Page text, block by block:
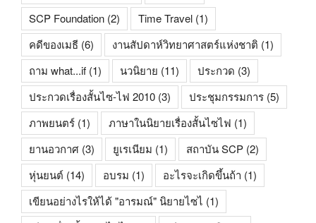
SCP Foundation (2) Time Travel (1)
คดีของเมธี (6) งานสัปดาห์วิทยาศาสตร์แห่งชาติ (1)
ถาม what...if (1) นวนิยาย (11) ประกวด (3)
ประกวดเรื่องสั้นไซ-ไฟ 2010 (3) ประชุมกรรมการ (5)
ภาพยนตร์ (1) ภาษาในนิยายเรื่องสั้นไซไฟ (1)
ยานอวกาศ (3) ยูเรเนียม (1) สถาบัน SCP (2)
หุ่นยนต์ (14) อบรม (1) อะไรจะเกิดขึ้นถ้า (1)
เขียนอย่างไรให้ได้ "อารมณ์" นิยายไซไ (1)